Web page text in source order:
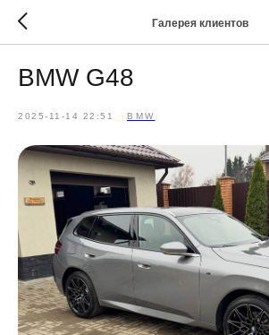
Галерея клиентов
BMW G48
2025-11-14 22:51 BMW